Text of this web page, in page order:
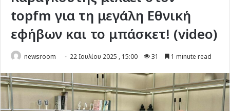
topfm για τη μεγάλη Εθνική
εφήβων και το μπάσκετ! (video)
newsroom 22 Ιουλίου 2025 , 15:00 31 1 minute read